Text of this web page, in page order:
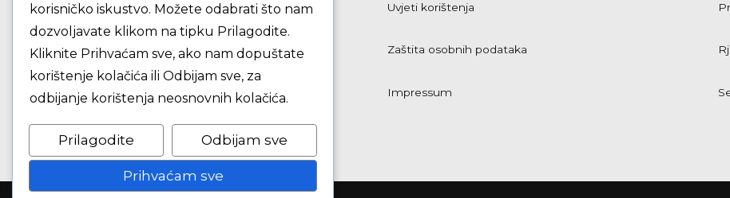
E-mail: klub@kksamobor.hr
Uvjeti korištenja
Zaštita osobnih podataka
Impressum
korisničko iskustvo. Možete odabrati što nam
dozvoljavate klikom na tipku Prilagodite.
Kliknite Prihvaćam sve, ako nam dopuštate
korištenje kolačića ili Odbijam sve, za
odbijanje korištenja neosnovnih kolačića.
Prilagodite Odbijam sve
Prihvaćam sve